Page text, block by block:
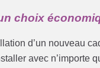
choix
d’un nouveau
avec n’importe